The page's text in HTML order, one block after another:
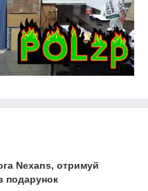
Nexans, отримуй
подарунок